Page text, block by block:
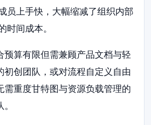
员上手快，大幅缩减了组织内部
时间成本。
预算有限但需兼顾产品文档与轻
初创团队，或对流程自定义自由
需重度甘特图与资源负载管理的